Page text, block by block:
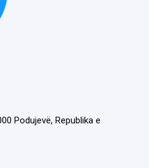
Podujevë, Republika e